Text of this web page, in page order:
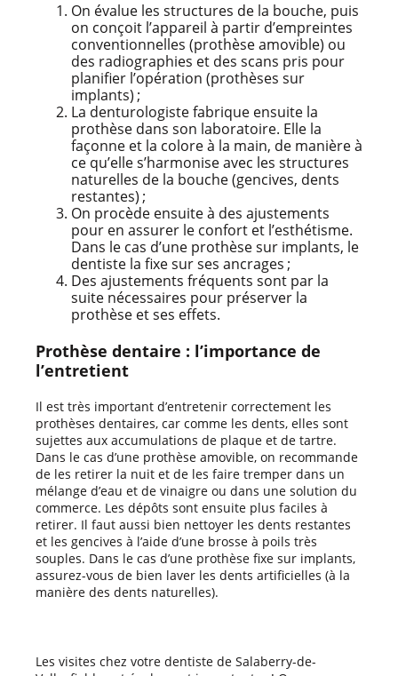
On évalue les structures de la bouche, puis
on conçoit l’appareil à partir d’empreintes
conventionnelles (prothèse amovible) ou
des radiographies et des scans pris pour
planifier l’opération (prothèses sur
implants) ;
La denturologiste fabrique ensuite la
prothèse dans son laboratoire. Elle la
façonne et la colore à la main, de manière à
ce qu’elle s’harmonise avec les structures
naturelles de la bouche (gencives, dents
restantes) ;
On procède ensuite à des ajustements
pour en assurer le confort et l’esthétisme.
Dans le cas d’une prothèse sur implants, le
dentiste la fixe sur ses ancrages ;
Des ajustements fréquents sont par la
suite nécessaires pour préserver la
prothèse et ses effets.
Prothèse dentaire : l’importance de
l’entretient
Il est très important d’entretenir correctement les
prothèses dentaires, car comme les dents, elles sont
sujettes aux accumulations de plaque et de tartre.
Dans le cas d’une prothèse amovible, on recommande
de les retirer la nuit et de les faire tremper dans un
mélange d’eau et de vinaigre ou dans une solution du
commerce. Les dépôts sont ensuite plus faciles à
retirer. Il faut aussi bien nettoyer les dents restantes
et les gencives à l’aide d’une brosse à poils très
souples. Dans le cas d’une prothèse fixe sur implants,
assurez-vous de bien laver les dents artificielles (à la
manière des dents naturelles).
Les visites chez votre dentiste de Salaberry-de-